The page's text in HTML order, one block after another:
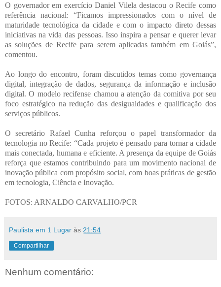
O governador em exercício Daniel Vilela destacou o Recife como
referência nacional: “Ficamos impressionados com o nível de
maturidade tecnológica da cidade e com o impacto direto dessas
iniciativas na vida das pessoas. Isso inspira a pensar e querer levar
as soluções de Recife para serem aplicadas também em Goiás”,
comentou.
Ao longo do encontro, foram discutidos temas como governança
digital, integração de dados, segurança da informação e inclusão
digital. O modelo recifense chamou a atenção da comitiva por seu
foco estratégico na redução das desigualdades e qualificação dos
serviços públicos.
O secretário Rafael Cunha reforçou o papel transformador da
tecnologia no Recife: “Cada projeto é pensado para tornar a cidade
mais conectada, humana e eficiente. A presença da equipe de Goiás
reforça que estamos contribuindo para um movimento nacional de
inovação pública com propósito social, com boas práticas de gestão
em tecnologia, Ciência e Inovação.
FOTOS: ARNALDO CARVALHO/PCR
Paulista em 1 Lugar às 21:54
Compartilhar
Nenhum comentário: